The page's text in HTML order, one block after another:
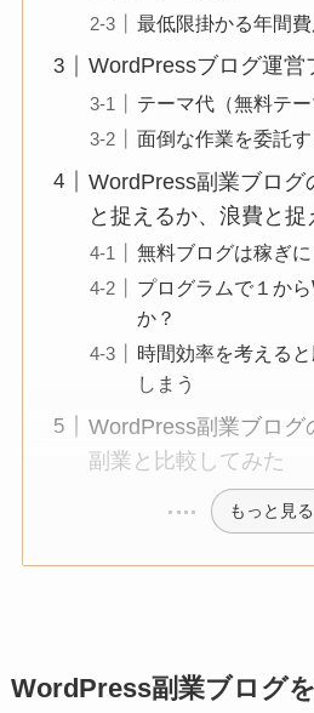
最低限掛かる年間
WordPressブログ運営
テーマ代（無料テー
面倒な作業を委託す
WordPress副業ブログ
と捉えるか、浪費と捉
無料ブログは稼ぎ
プログラムで１か
か？
時間効率を考える
しまう
WordPress副業ブログ
副業と比較してみた
もっと見る
WordPress副業ブログ